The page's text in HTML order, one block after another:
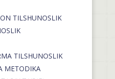
TILSHUNOSLIK
TILSHUNOSLIK
METODIKA